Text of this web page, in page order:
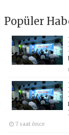
Popüler
7 saat önce